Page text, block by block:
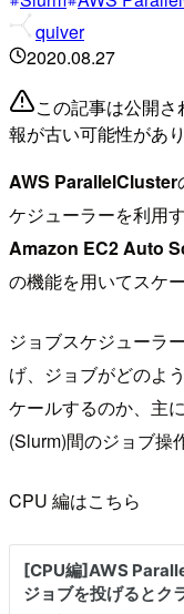
quiver
2020.08.27
この記事は公開
報が古い可能性があ
AWS ParallelCluster
ケジューラーを利用
Amazon EC2 Auto
の機能を用いてスケ
ジョブスケジューラ
げ、ジョブがどのよ
ケールするのか、主
(Slurm)間のジョブ操
CPU 編はこちら